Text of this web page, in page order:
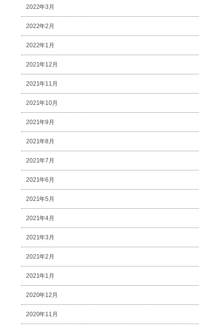
2022年3月
2022年2月
2022年1月
2021年12月
2021年11月
2021年10月
2021年9月
2021年8月
2021年7月
2021年6月
2021年5月
2021年4月
2021年3月
2021年2月
2021年1月
2020年12月
2020年11月